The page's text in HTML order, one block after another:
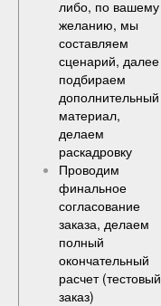
либо, по вашему
желанию, мы
составляем
сценарий, далее
подбираем
дополнительный
материал,
делаем
раскадровку
Проводим
финальное
согласование
заказа, делаем
полный
окончательный
расчет (тестовый
заказ)